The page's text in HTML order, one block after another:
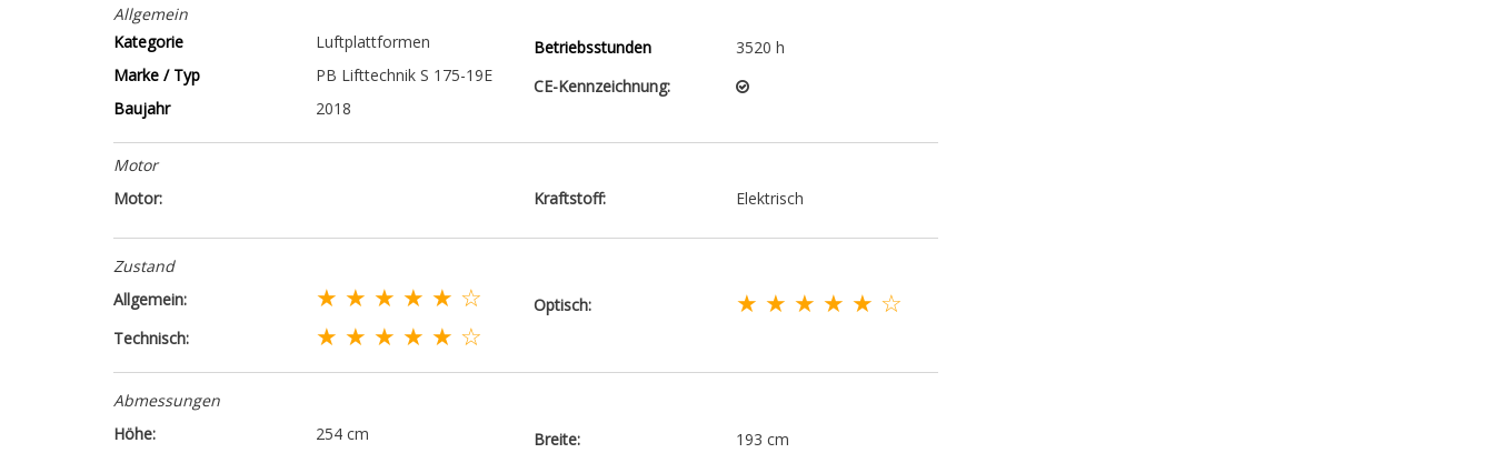
Allgemein
Kategorie
Luftplattformen
Marke / Typ
PB Lifttechnik S 175-19E
Baujahr
2018
Betriebsstunden
3520 h
CE-Kennzeichnung:
Motor
Motor:
Kraftstoff: Elektrisch
Zustand
Allgemein:
★ ★ ★ ★ ★ ☆
Technisch: ★ ★ ★ ★ ★ ☆
Optisch: ★ ★ ★ ★ ★ ☆
Abmessungen
Höhe:
254 cm
Breite: 193 cm